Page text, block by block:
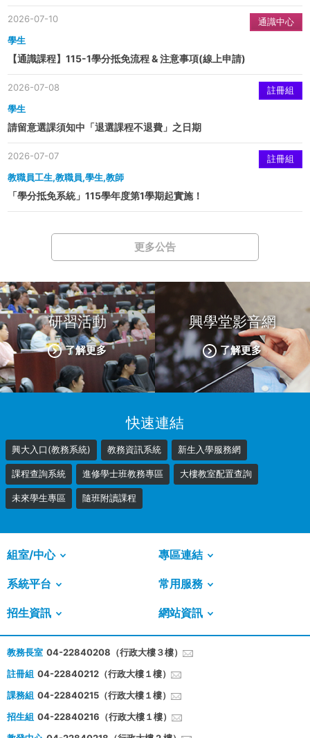
通識中心
學生
2026-07-10
【通識課程】115-1學分抵免流程 & 注意事項(線上申請)
註冊組
學生
2026-07-08
請留意選課須知中「退選課程不退費」之日期
註冊組
教職員工生,教職員,學生,教師
2026-07-07
「學分抵免系統」115學年度第1學期起實施！
更多公告
研習活動
了解更多
興學堂影音網
了解更多
快速連結
興大入口(教務系統) 教務資訊系統 新生入學服務網
課程查詢系統 進修學士班教務專區 大樓教室配置查詢
未來學生專區 隨班附讀課程
組室/中心 專區連結
系統平台 常用服務
招生資訊 網站資訊
教務長室 04-22840208（行政大樓３樓）
註冊組 04-22840212（行政大樓１樓）
課務組 04-22840215（行政大樓１樓）
招生組 04-22840216（行政大樓１樓）